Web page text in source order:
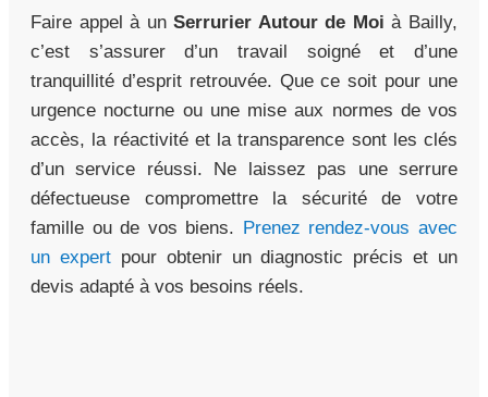
Faire appel à unSerrurier Autour de Moi à Bailly,
c’est s’assurer d’un travail soigné et d’une
tranquillité d’esprit retrouvée. Que ce soit pour une
urgence nocturne ou une mise aux normes de vos
accès, la réactivité et la transparence sont les clés
d’un service réussi. Ne laissez pas une serrure
défectueuse compromettre la sécurité de votre
famille ou de vos biens. Prenez rendez-vous avec
un expertpour obtenir un diagnostic précis et un
devis adapté à vos besoins réels.